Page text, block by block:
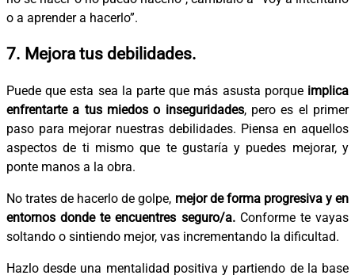
o a aprender a hacerlo”.
7. Mejora tus debilidades.
Puede que esta sea la parte que más asusta porque implica
enfrentarte a tus miedos o inseguridades, pero es el primer
paso para mejorar nuestras debilidades. Piensa en aquellos
aspectos de ti mismo que te gustaría y puedes mejorar, y
ponte manos a la obra.
No trates de hacerlo de golpe, mejor de forma progresiva y en
entornos donde te encuentres seguro/a.Conforme te vayas
soltando o sintiendo mejor, vas incrementando la dificultad.
Hazlo desde una mentalidad positiva y partiendo de la base